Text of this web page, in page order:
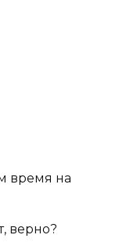
время на
верно?